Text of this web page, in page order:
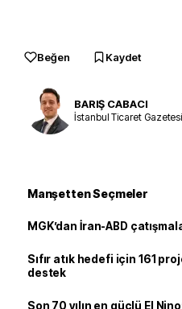
Beğen Kaydet
BARIŞ CABACI
İstanbul Ticaret
Manşetten Seçmeler
MGK’dan İran-ABD
Sıfır atık hedefi için 161
destek
Son 70 yılın en güçlü El